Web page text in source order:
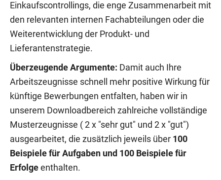
Einkaufscontrollings, die enge Zusammenarbeit mit
den relevanten internen Fachabteilungen oder die
Weiterentwicklung der Produkt- und
Lieferantenstrategie.
Überzeugende Argumente: Damit auch Ihre
Arbeitszeugnisse schnell mehr positive Wirkung für
künftige Bewerbungen entfalten, haben wir in
unserem Downloadbereich zahlreiche vollständige
Musterzeugnisse ( 2 x "sehr gut" und 2 x "gut")
ausgearbeitet, die zusätzlich jeweils über 100
Beispiele für Aufgaben und 100 Beispiele für
Erfolge enthalten.